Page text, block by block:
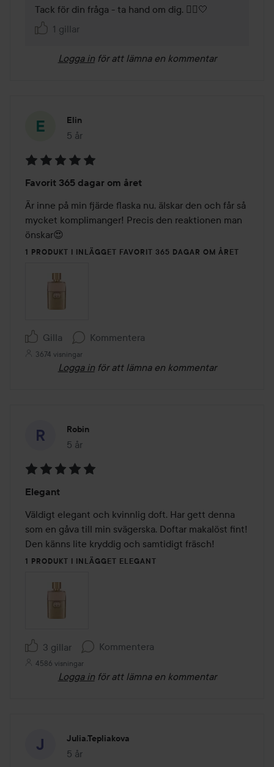
Tack för din fråga - ta hand om dig. 🤸‍♀️🤍
1 gillar
Logga in för att lämna en kommentar
Elin
5 år
Inlägget skapades 5 år
5
av
5
Favorit 365 dagar om året
Är inne på min fjärde flaska nu, älskar den och får så
mycket komplimanger! Precis den reaktionen man
önskar😍
1 PRODUKT I INLÄGGET FAVORIT 365 DAGAR OM ÅRET
Gilla Kommentera
3674 visningar
Logga in för att lämna en kommentar
Robin
5 år
Inlägget skapades 5 år
5
av
5
Elegant
Väldigt elegant och kvinnlig doft. Har gett denna
som en gåva till min svägerska. Doftar makalöst fint!
Den känns lite kryddig och samtidigt fräsch!
1 PRODUKT I INLÄGGET ELEGANT
3 gillar Kommentera
4586 visningar
Logga in för att lämna en kommentar
Julia.tepliakova
5 år
Inlägget skapades 5 år